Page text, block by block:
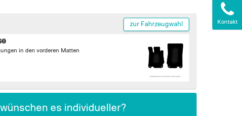
zur Fahrzeugwahl
in den vorderen Matten
es individueller?
Kontakt